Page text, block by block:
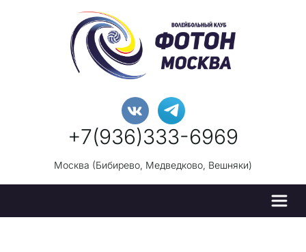
+7(936)333-6969
Москва (Бибирево, Медведково, Вешняки)